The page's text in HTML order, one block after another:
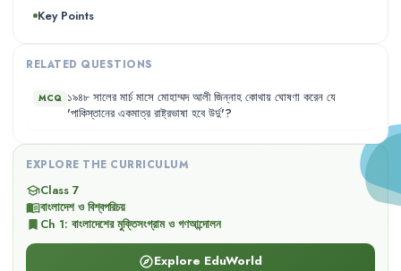
Key Points
RELATED QUESTIONS
MCQ ১৯৪৮ সালের মার্চ মাসে মোহাম্মদ আলী জিন্নাহ কোথায় ঘোষণা করেন যে
'পাকিস্তানের একমাত্র রাষ্ট্রভাষা হবে উর্দু'?
EXPLORE THE CURRICULUM
schoolClass 7
menu_bookবাংলাদেশ ও বিশ্বপরিচয়
bookmark Ch 1: বাংলাদেশের মুক্তিসংগ্রাম ও গণআন্দোলন
exploreExplore EduWorld